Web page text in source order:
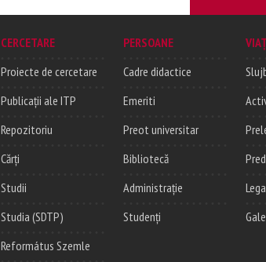
CERCETARE
Proiecte de cercetare
Publicații ale ITP
Repozitoriu
Cărți
Studii
Studia (SDTP)
Református Szemle
PERSOANE
Cadre didactice
Emeriti
Preot universitar
Bibliotecă
Administrație
Studenți